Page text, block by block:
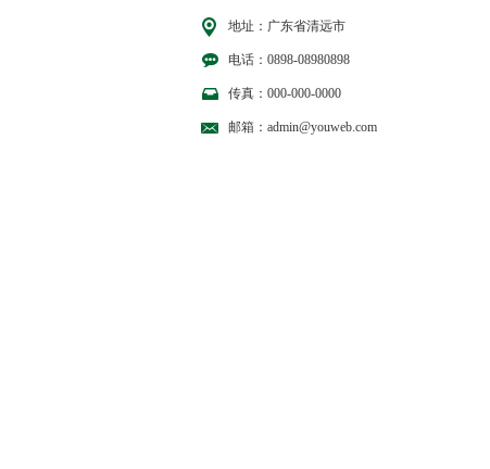
地址：广东省清远市
电话：0898-08980898
传真：000-000-0000
邮箱：admin@youweb.com